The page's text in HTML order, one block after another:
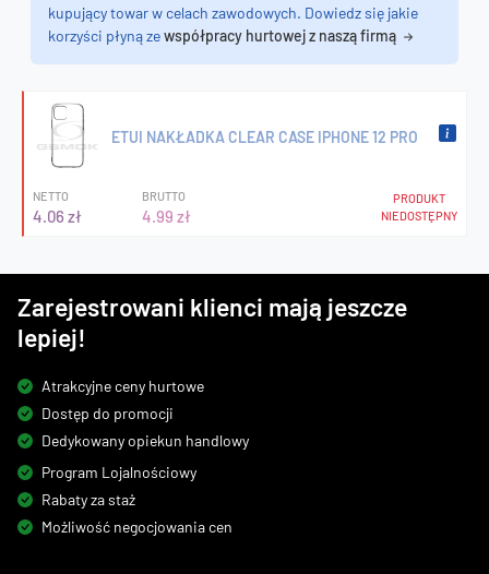
kupujący towar w celach zawodowych. Dowiedz się jakie
korzyści płyną zewspółpracy hurtowej z naszą firmą
ETUI NAKŁADKA CLEAR CASE IPHONE 12 PRO
NETTO
4.06 zł
BRUTTO
4.99 zł
PRODUKT
NIEDOSTĘPNY
Zarejestrowani klienci mają jeszcze
lepiej!
Atrakcyjne ceny hurtowe
Dostęp do promocji
Dedykowany opiekun handlowy
Program Lojalnościowy
Rabaty za staż
Możliwość negocjowania cen